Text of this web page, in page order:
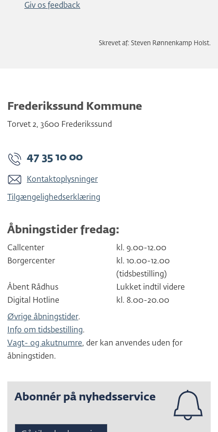
Giv os feedback
Skrevet af: Steven Rønnenkamp Holst.
Frederikssund Kommune
Torvet 2, 3600 Frederikssund
47 35 10 00
Kontaktoplysninger
Tilgængelighedserklæring
Åbningstider fredag:
Callcenter
kl. 9.00-12.00
Borgercenter
kl. 10.00-12.00
(tidsbestilling)
Åbent Rådhus
Lukket indtil videre
Digital Hotline
kl. 8.00-20.00
Øvrige åbningstider.
Info om tidsbestilling.
Vagt- og akutnumre, der kan anvendes uden for
åbningstiden.
Abonnér på nyhedsservice